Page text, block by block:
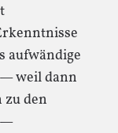
aufwändige
weil dann
den
—